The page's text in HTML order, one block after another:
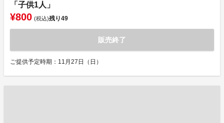
「子供1人」
¥800 (税込)残り49
販売終了
ご提供予定時期：11月27日（日）